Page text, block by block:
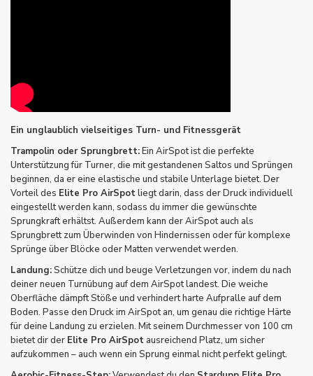
Ein unglaublich vielseitiges Turn- und Fitnessgerät
Trampolin oder Sprungbrett:Ein AirSpot ist die perfekte
Unterstützung für Turner, die mit gestandenen Saltos und Sprüngen
beginnen, da er eine elastische und stabile Unterlage bietet. Der
Vorteil des Elite Pro AirSpotliegt darin, dass der Druck individuell
eingestellt werden kann, sodass du immer die gewünschte
Sprungkraft erhältst. Außerdem kann der AirSpot auch als
Sprungbrett zum Überwinden von Hindernissen oder für komplexe
Sprünge über Blöcke oder Matten verwendet werden.
Landung:Schütze dich und beuge Verletzungen vor, indem du nach
deiner neuen Turnübung auf dem AirSpot landest. Die weiche
Oberfläche dämpft Stöße und verhindert harte Aufpralle auf dem
Boden. Passe den Druck im AirSpot an, um genau die richtige Härte
für deine Landung zu erzielen. Mit seinem Durchmesser von 100 cm
bietet dir der Elite Pro AirSpot ausreichend Platz, um sicher
aufzukommen – auch wenn ein Sprung einmal nicht perfekt gelingt.